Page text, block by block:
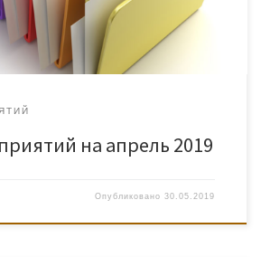
на апрель 2019
Опубликовано30.05.2019